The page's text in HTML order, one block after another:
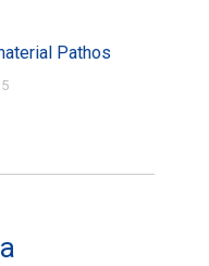
Pathos